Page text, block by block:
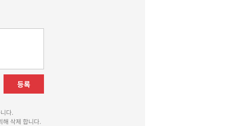
등록
다.
해 삭제 합니다.